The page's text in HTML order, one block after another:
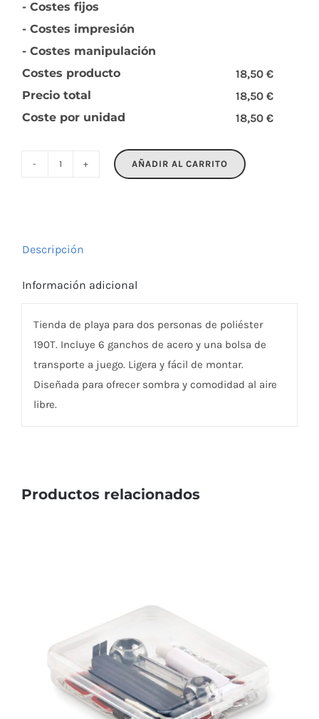
- Costes fijos
- Costes impresión
- Costes manipulación
Costes producto
18,50 €
Precio total
18,50 €
Coste por unidad
18,50 €
AÑADIR AL CARRITO
Descripción
Información adicional
Tienda de playa para dos personas de poliéster
190T. Incluye 6 ganchos de acero y una bolsa de
transporte a juego. Ligera y fácil de montar.
Diseñada para ofrecer sombra y comodidad al aire
libre.
Productos relacionados